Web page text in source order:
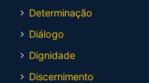
Determinação
Diálogo
Dignidade
Discernimento